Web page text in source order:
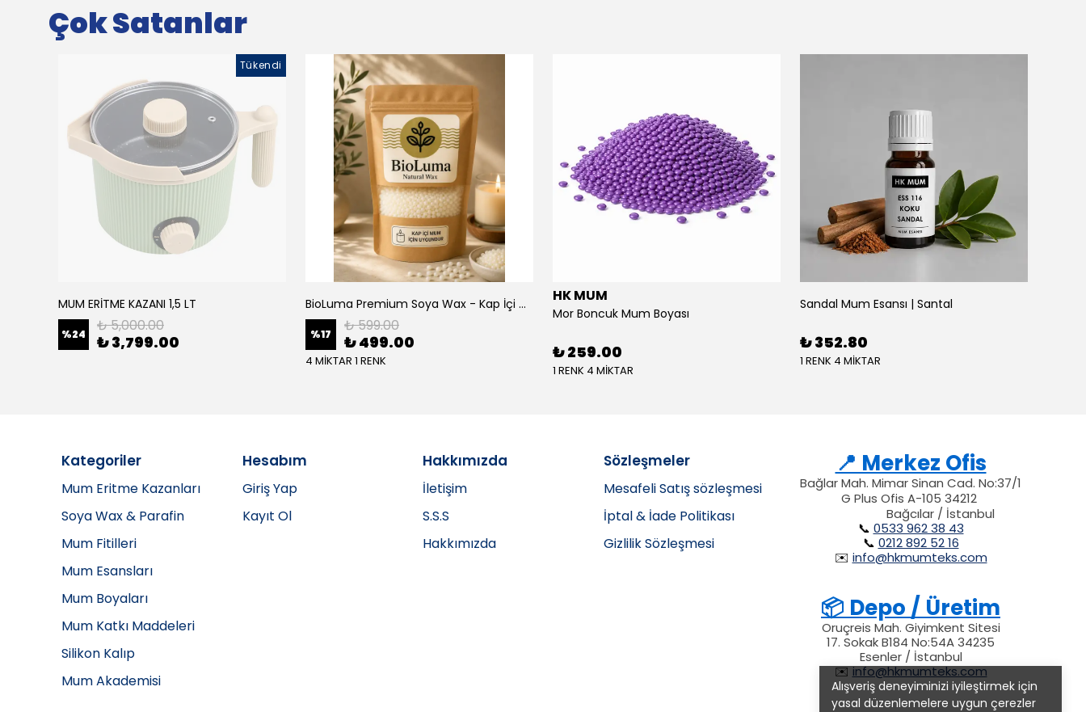
Alışveriş deneyiminizi iyileştirmek için
yasal düzenlemelere uygun çerezler
Çok Satanlar
Tükendi
MUM ERİTME KAZANI 1,5 LT
%24 ₺ 5,000.00
₺ 3,799.00
BioLuma Premium Soya Wax - Kap İçi Mumlar İçin Boncuk Form
%17 ₺ 599.00
₺ 499.00
4 MİKTAR 1 RENK
HK MUM
Mor Boncuk Mum Boyası
₺ 259.00
1 RENK 4 MİKTAR
Sandal Mum Esansı | Santal
₺ 352.80
1 RENK 4 MİKTAR
Kategoriler
Mum Eritme Kazanları
Soya Wax & Parafin
Mum Fitilleri
Mum Esansları
Mum Boyaları
Mum Katkı Maddeleri
Silikon Kalıp
Mum Akademisi
Hesabım
Giriş Yap
Kayıt Ol
Hakkımızda
İletişim
S.S.S
Hakkımızda
Sözleşmeler
Mesafeli Satış sözleşmesi
İptal & İade Politikası
Gizlilik Sözleşmesi
📍 Merkez Ofis
Bağlar Mah. Mimar Sinan Cad. No:37/1
G Plus Ofis A-105 34212
Bağcılar / İstanbul
📞 0533 962 38 43
📞 0212 892 52 16
✉️ info@hkmumteks.com
📦 Depo / Üretim
Oruçreis Mah. Giyimkent Sitesi
17. Sokak B184 No:54A 34235
Esenler / İstanbul
✉️info@hkmumteks.com